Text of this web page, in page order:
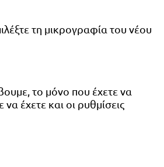
τη μικρογραφία του νέου
το μόνο που έχετε να
έχετε και οι ρυθμίσεις